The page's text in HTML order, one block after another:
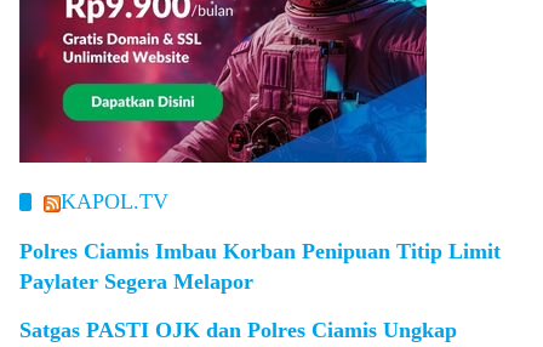
KAPOL.TV
Polres Ciamis Imbau Korban Penipuan Titip Limit
Paylater Segera Melapor
Satgas PASTI OJK dan Polres Ciamis Ungkap